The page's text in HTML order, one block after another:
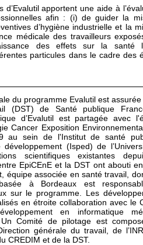
d’Evalutil apportent une aide à
afin : (i) de guider la
d’hygiène industrielle et la
médicale des travailleurs
des effets sur la santé
particules dans le cadre des
du programme Evalutil est
(DST) de Santé publique
d’Evalutil est partagée avec
Cancer Exposition
au sein de l'Institut de santé
(Isped) de
scientifiques existantes
EpiCEnE et la DST ont abouti
équipe associée en santé travail,
à Bordeaux est
sur le programme. Les
en étroite collaboration avec le
en informatique
Comité de pilotage est
générale du travail, de
CREDIM et de la DST.